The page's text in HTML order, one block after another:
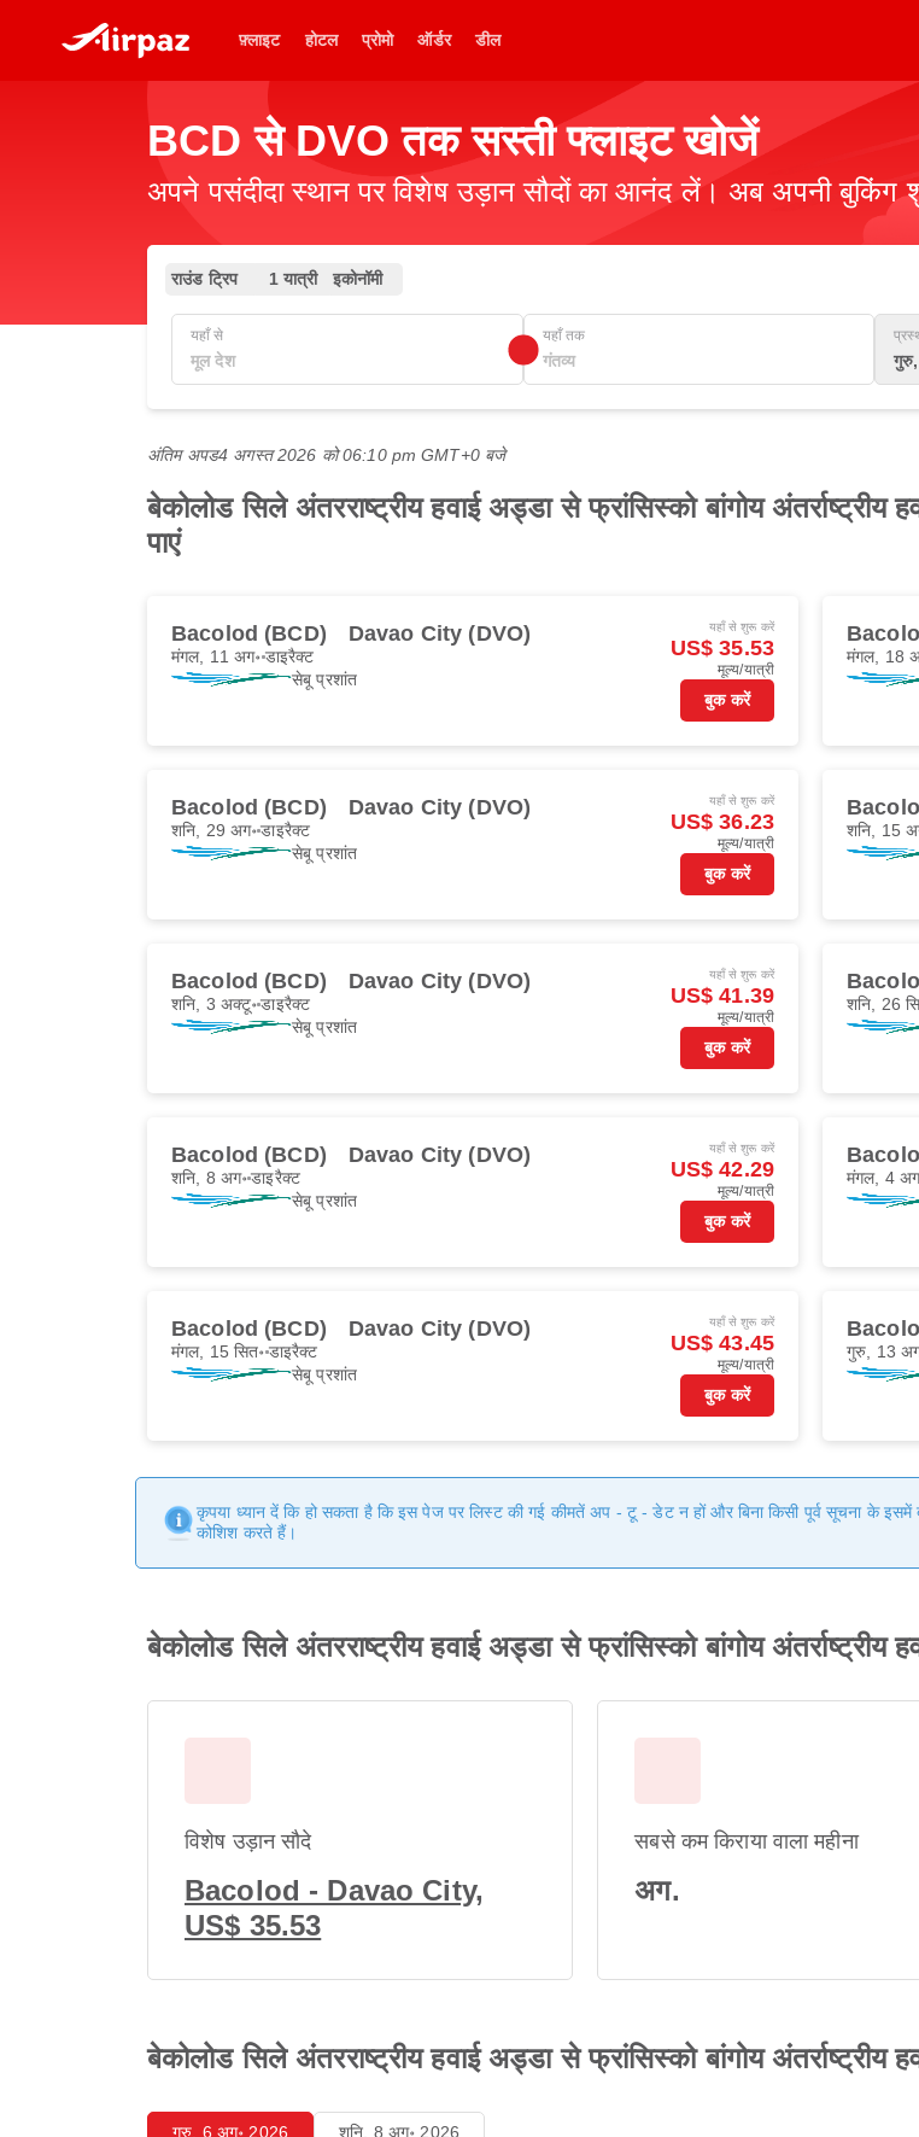
फ़्लाइट होटल प्रोमो ऑर्डर डील
BCD से DVO तक सस्ती फ्लाइट खोजें
अपने पसंदीदा स्थान पर विशेष उड़ान सौदों का आनंद लें। अब अपनी
राउंड ट्रिप 1 यात्री इकोनॉमी
यहाँ से यहाँ तक
अंतिम अपड4 अगस्त 2026 को 06:10 pm GMT+0 बजे
बेकोलोड सिले अंतरराष्ट्रीय हवाई अड्डा से फ्रांसिस्को बांगोय
पाएं
Bacolod (BCD) Davao City (DVO)
मंगल, 11 अग॰ डाइरैक्ट
सेबू प्रशांत
यहाँ से शुरू करें
US$ 35.53
मूल्य/यात्री
बुक करें
मंगल, 18
Bacolod (BCD) Davao City (DVO)
शनि, 29 अग॰डाइरैक्ट
सेबू प्रशांत
यहाँ से शुरू करें
US$ 36.23
मूल्य/यात्री
बुक करें
शनि, 15
Bacolod (BCD) Davao City (DVO)
शनि, 3 अक्टू॰डाइरैक्ट
सेबू प्रशांत
यहाँ से शुरू करें
US$ 41.39
मूल्य/यात्री
बुक करें
शनि, 26
Bacolod (BCD) Davao City (DVO)
शनि, 8 अग॰डाइरैक्ट
सेबू प्रशांत
यहाँ से शुरू करें
US$ 42.29
मूल्य/यात्री
बुक करें
मंगल, 4
Bacolod (BCD) Davao City (DVO)
मंगल, 15 सित॰ डाइरैक्ट
सेबू प्रशांत
यहाँ से शुरू करें
US$ 43.45
मूल्य/यात्री
बुक करें
गुरु, 13
कृपया ध्यान दें कि हो सकता है कि इस पेज पर लिस्ट की गई कीमतें अप - टू - डेट न हों और बिना किसी पूर्व सूचना के
कोशिश करते हैं।
बेकोलोड सिले अंतरराष्ट्रीय हवाई अड्डा से फ्रांसिस्को बांगोय
विशेष उड़ान सौदे
Bacolod - Davao City,
US$ 35.53
सबसे कम किराया वाला महीना
अग.
बेकोलोड सिले अंतरराष्ट्रीय हवाई अड्डा से फ्रांसिस्को बांगोय
गुरु, 6 अग॰ 2026 शनि, 8 अग॰ 2026